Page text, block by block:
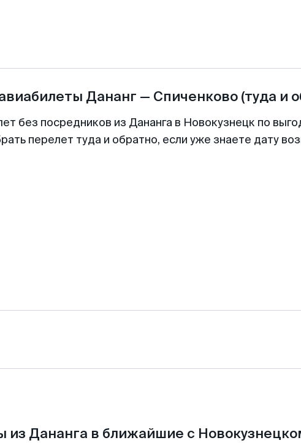
Дананг — Спиченково (туда и
без посредников из Дананга в Новокузнецк по
перелет туда и обратно, если уже знаете дату
из Дананга в ближайшие с